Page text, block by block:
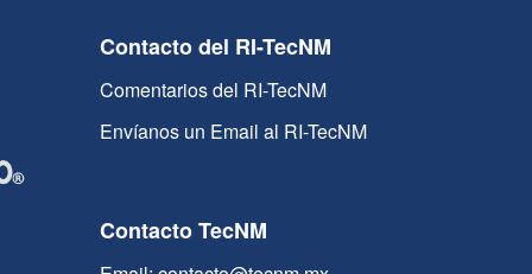
Contacto del RI-TecNM
Comentarios del RI-TecNM
Envíanos un Email al RI-TecNM
Contacto TecNM